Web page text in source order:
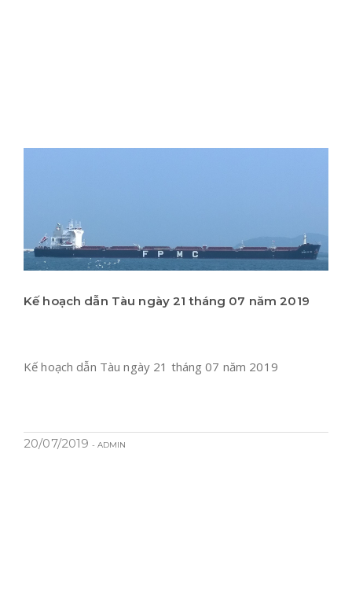
Kế hoạch dẫn Tàu ngày 21 tháng 07 năm 2019
Kế hoạch dẫn Tàu ngày 21 tháng 07 năm 2019
20/07/2019 - ADMIN